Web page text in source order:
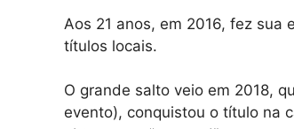
Aos 21 anos, em 2016, fez sua
títulos locais.
O grande salto veio em 2018,
evento), conquistou o título na